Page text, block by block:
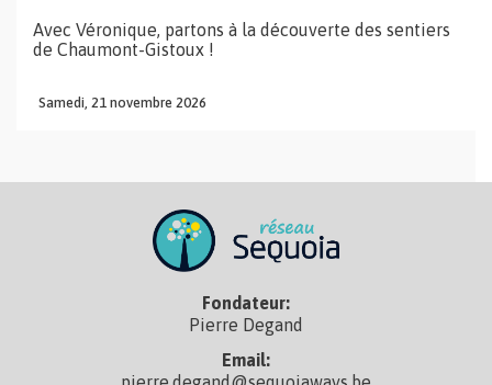
Avec Véronique, partons à la découverte des sentiers
de Chaumont-Gistoux !
Samedi, 21 novembre 2026
Fondateur:
Pierre Degand
Email: